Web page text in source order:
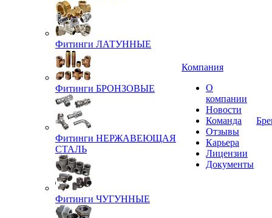
Фитинги ЛАТУННЫЕ
Фитинги БРОНЗОВЫЕ
Фитинги НЕРЖАВЕЮЩАЯ
СТАЛЬ
Фитинги ЧУГУННЫЕ
Компания
О
компании
Новости
Команда
Отзывы
Карьера
Лицензии
Документы